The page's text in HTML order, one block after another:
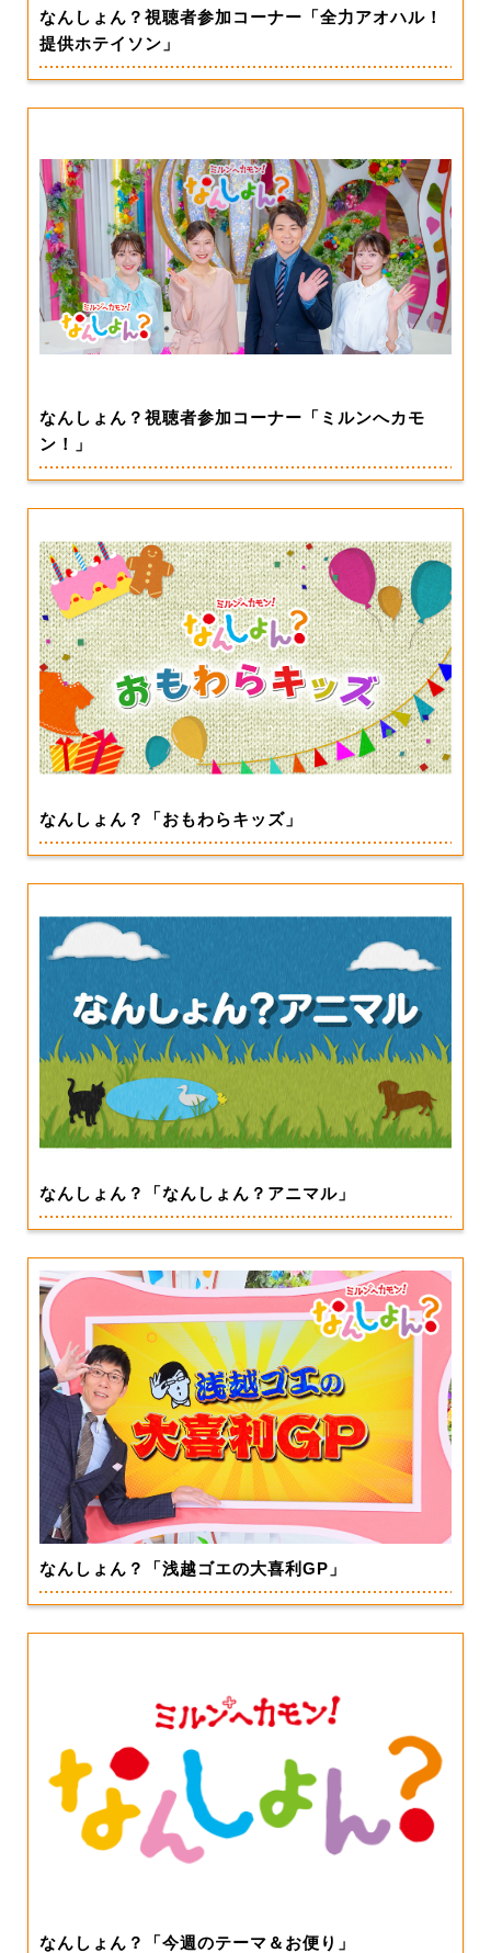
なんしょん？視聴者参加コーナー「全力アオハル！
提供ホテイソン」
なんしょん？視聴者参加コーナー「ミルンへカモ
ン！」
なんしょん？「おもわらキッズ」
なんしょん？「なんしょん？アニマル」
なんしょん？「浅越ゴエの大喜利GP」
なんしょん？「今週のテーマ＆お便り」